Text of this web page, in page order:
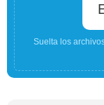
Suelta los